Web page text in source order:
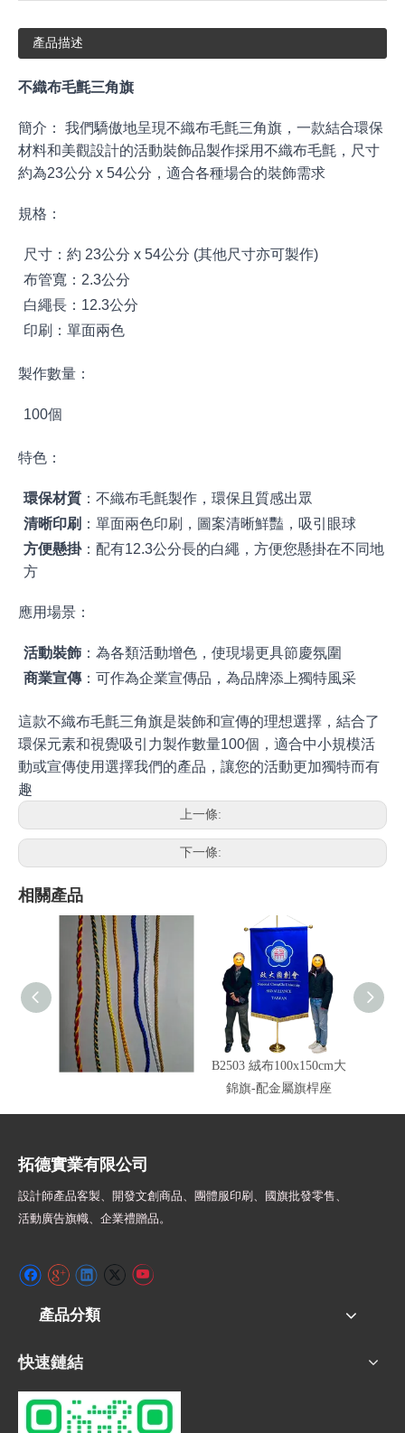
產品描述
不織布毛氈三角旗
簡介： 我們驕傲地呈現不織布毛氈三角旗，一款結合環保
材料和美觀設計的活動裝飾品製作採用不織布毛氈，尺寸
約為23公分 x 54公分，適合各種場合的裝飾需求
規格：
尺寸：約 23公分 x 54公分 (其他尺寸亦可製作)
布管寬：2.3公分
白繩長：12.3公分
印刷：單面兩色
製作數量：
100個
特色：
環保材質 ：不織布毛氈製作，環保且質感出眾
清晰印刷 ：單面兩色印刷，圖案清晰鮮豔，吸引眼球
方便懸掛：配有12.3公分長的白繩，方便您懸掛在不同地
方
應用場景：
活動裝飾 ：為各類活動增色，使現場更具節慶氛圍
商業宣傳：可作為企業宣傳品，為品牌添上獨特風采
這款不織布毛氈三角旗是裝飾和宣傳的理想選擇，結合了
環保元素和視覺吸引力製作數量100個，適合中小規模活
動或宣傳使用選擇我們的產品，讓您的活動更加獨特而有
趣
上一條:
下一條:
相關產品
車繩錦旗邊繩顏色
B2503 絨布100x150cm大
錦旗-配金屬旗桿座
拓德實業有限公司
設計師產品客製、開發文創商品、團體服印刷、
國旗批發零售、
活動廣告旗幟、 企業禮贈品。
產品分類
快速鏈結